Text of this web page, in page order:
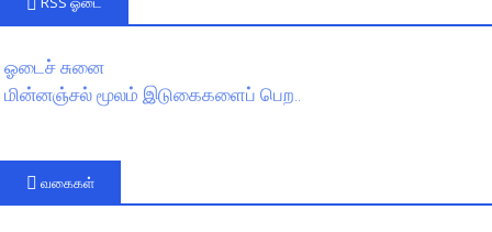
ஓடைச் சுனை
மின்னஞ்சல் மூலம் இடுகைகளைப் பெற..
வகைகள்